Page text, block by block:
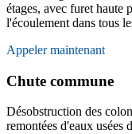
étages, avec furet haute
l'écoulement dans tous
Appeler maintenant
Chute commune
Désobstruction des
remontées d'eaux usées